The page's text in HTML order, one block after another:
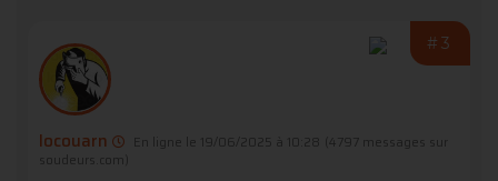
#3
locouarn En ligne le 19/06/2025 à 10:28
(4797 messages sur
soudeurs.com)